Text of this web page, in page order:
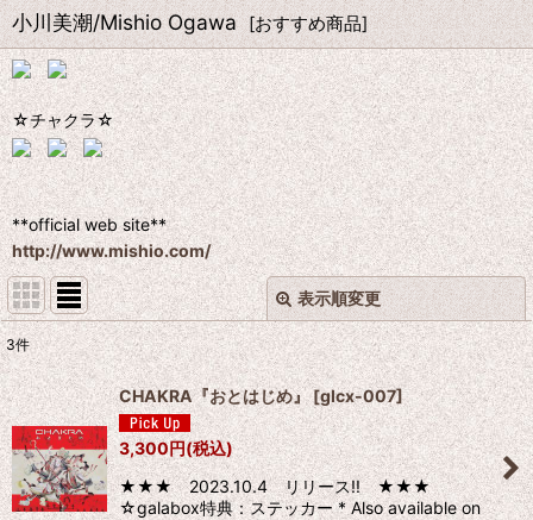
小川美潮/Mishio Ogawa [おすすめ商品]
☆チャクラ☆
**official web site**
http://www.mishio.com/
表示順変更
表示数:
並び順:
絞り込む
閉じる
3件
CHAKRA『おとはじめ』[glcx-007]
3,300円(税込)
★★★ 2023.10.4 リリース!! ★★★
☆galabox特典：ステッカー * Also available on